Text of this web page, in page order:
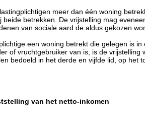
meer dan één woning
beide betrekken. De vrijstelling mag
van sociale aard de aldus gekozen
een woning betrekt die gelegen is
of vruchtgebruiker van is, is de
bedoeld in het derde en vijfde lid, op het
van het netto-inkomen